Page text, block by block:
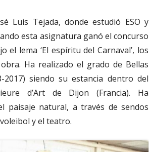
Luis Tejada, donde estudió ESO y
esta asignatura ganó el concurso
el lema ‘El espíritu del Carnaval’, los
Ha realizado el grado de Bellas
siendo su estancia dentro del
d’Art de Dijon (Francia). Ha
paisaje natural, a través de sendos
y el teatro.